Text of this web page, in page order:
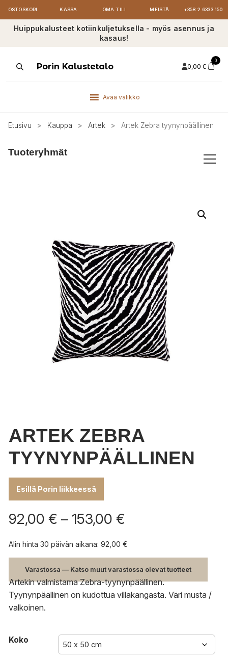
OSTOSKORI KASSA OMA TILI MEISTÄ +358 2 6333 150
Huippukalusteet kotiinkuljetuksella - myös asennus ja
kasaus!
ProductsPorin Kalustetalo 0,00 €
0
Avaa valikko
Etusivu > Kauppa > Artek > Artek Zebra tyynynpäällinen
Tuoteryhmät
ARTEK ZEBRA
TYYNYNPÄÄLLINEN
Esillä Porin liikkeessä
92,00 € – 153,00 €
-
153,00 €
Alin hinta 30 päivän aikana: 92,00 €
Varastossa — Katso muut varastossa olevat tuotteet
Artekin valmistama Zebra-tyynynpäällinen.
Tyynynpäällinen on kudottua villakangasta. Väri musta /
valkoinen.
Koko